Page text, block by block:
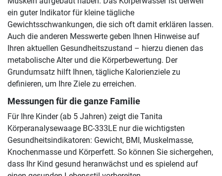
ein guter Indikator für kleine tägliche
Gewichtsschwankungen, die sich oft damit erklären lassen.
Auch die anderen Messwerte geben Ihnen Hinweise auf
Ihren aktuellen Gesundheitszustand – hierzu dienen das
metabolische Alter und die Körperbewertung. Der
Grundumsatz hilft Ihnen, tägliche Kalorienziele zu
definieren, um Ihre Ziele zu erreichen.
Messungen für die ganze Familie
Für Ihre Kinder (ab 5 Jahren) zeigt die Tanita
Körperanalysewaage BC-333LE nur die wichtigsten
Gesundheitsindikatoren: Gewicht, BMI, Muskelmasse,
Knochenmasse und Körperfett. So können Sie sichergehen,
dass Ihr Kind gesund heranwächst und es spielend auf